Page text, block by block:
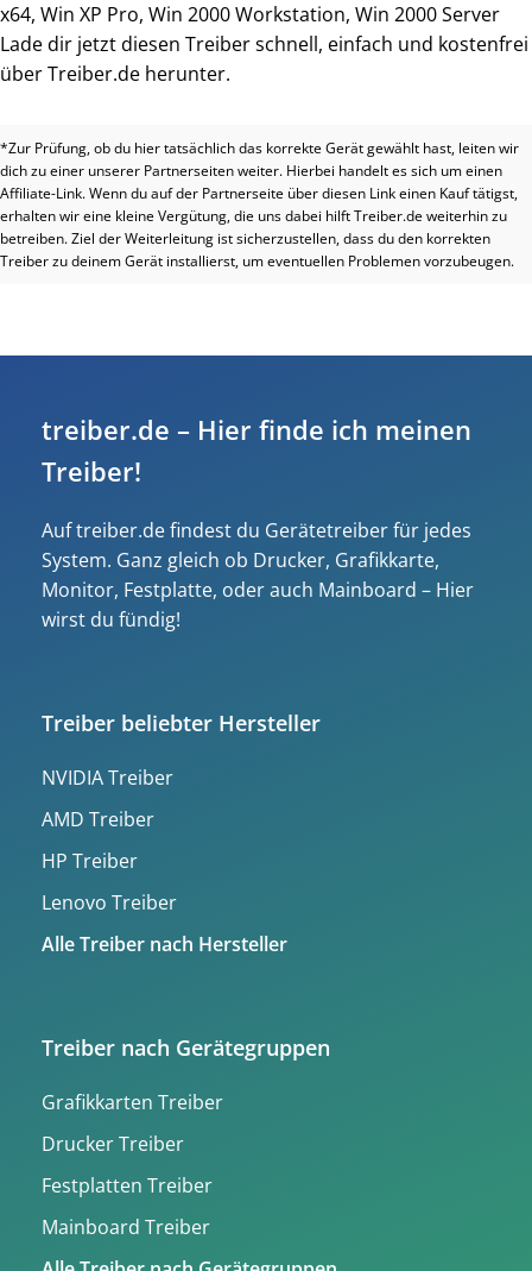
x64, Win XP Pro, Win 2000 Workstation, Win 2000 Server
Lade dir jetzt diesen Treiber schnell, einfach und kostenfrei
über Treiber.de herunter.
*Zur Prüfung, ob du hier tatsächlich das korrekte Gerät gewählt hast, leiten wir
dich zu einer unserer Partnerseiten weiter. Hierbei handelt es sich um einen
Affiliate-Link. Wenn du auf der Partnerseite über diesen Link einen Kauf tätigst,
erhalten wir eine kleine Vergütung, die uns dabei hilft Treiber.de weiterhin zu
betreiben. Ziel der Weiterleitung ist sicherzustellen, dass du den korrekten
Treiber zu deinem Gerät installierst, um eventuellen Problemen vorzubeugen.
treiber.de – Hier finde ich meinen
Treiber!
Auf treiber.de findest du Gerätetreiber für jedes
System. Ganz gleich ob Drucker, Grafikkarte,
Monitor, Festplatte, oder auch Mainboard – Hier
wirst du fündig!
Treiber beliebter Hersteller
NVIDIA Treiber
AMD Treiber
HP Treiber
Lenovo Treiber
Alle Treiber nach Hersteller
Treiber nach Gerätegruppen
Grafikkarten Treiber
Drucker Treiber
Festplatten Treiber
Mainboard Treiber